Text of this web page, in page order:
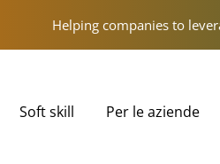
Helping companies to
Soft skill Per le aziende